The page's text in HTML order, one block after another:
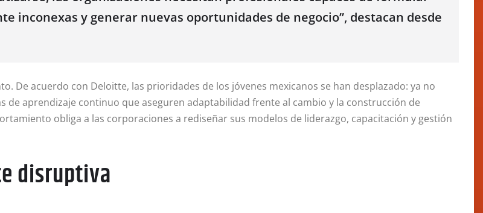
inconexas y generar nuevas oportunidades de negocio”, destacan desde
. De acuerdo con Deloitte, las prioridades de los jóvenes mexicanos se han desplazado: ya no
de aprendizaje continuo que aseguren adaptabilidad frente al cambio y la construcción de
obliga a las corporaciones a rediseñar sus modelos de liderazgo, capacitación y gestión
disruptiva